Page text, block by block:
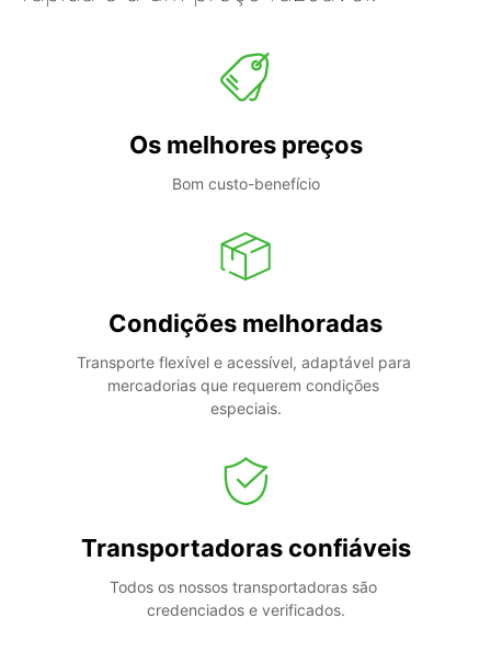
Os melhores preços
Bom custo-benefício
Condições melhoradas
Transporte flexível e acessível, adaptável para
mercadorias que requerem condições
especiais.
Transportadoras confiáveis
Todos os nossos transportadoras são
credenciados e verificados.